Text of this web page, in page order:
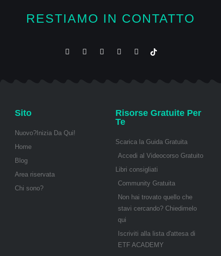
RESTIAMO IN CONTATTO
Sito
Nuovo?Inizia Da Qui!
Home
Blog
Area riservata
Chi sono?
Risorse Gratuite Per
Te
Scarica la Guida Gratuita
Accedi al Videocorso Gratuito
Libri consigliati
Community Gratuita
Non hai trovato quello che
stavi cercando? Chiedimelo
qui
Iscriviti alla lista d'attesa di
ETF ACADEMY